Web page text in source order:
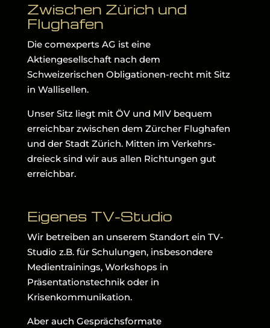
Zwischen Zürich und
Flughafen
Die comexperts AG ist eine
Aktiengesellschaft nach dem
Schweizerischen Obligationen-recht mit Sitz
in Wallisellen.
Unser Sitz liegt mit ÖV und MIV bequem
erreichbar zwischen dem Zürcher Flughafen
und der Stadt Zürich. Mitten im Verkehrs-
dreieck sind wir aus allen Richtungen gut
erreichbar.
Eigenes TV-Studio
Wir betreiben an unserem Standort ein TV-
Studio z.B. für Schulungen, insbesondere
Medientrainings, Workshops in
Präsentationstechnik oder in
Krisenkommunikation.
Aber auch Gesprächsformate